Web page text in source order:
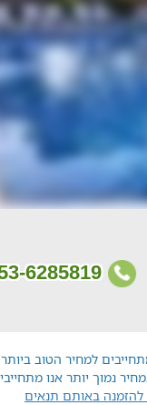
למחיר הטוב
נמוך יותר אנו
באותם תנאים